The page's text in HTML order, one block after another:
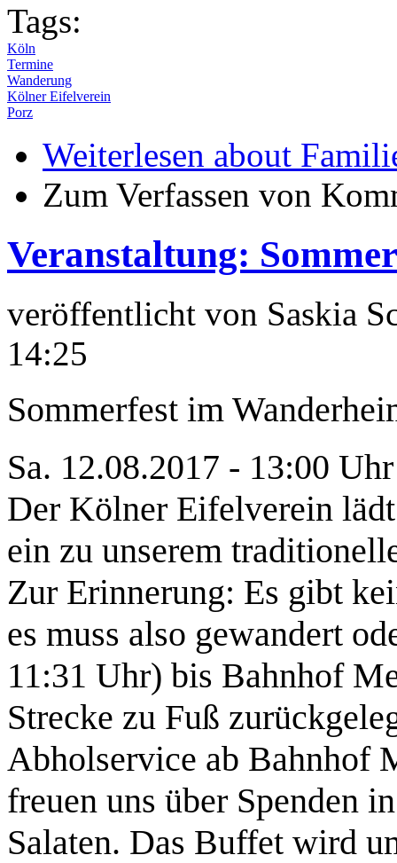
Tags:
Köln
Termine
Wanderung
Kölner Eifelverein
Porz
Weiterlesen about
Zum Verfassen von
Veranstaltung:
veröffentlicht von Saskia
14:25
Sommerfest im
Sa. 12.08.2017 - 13:00 Uhr
Der Kölner Eifelverein
ein zu unserem
Zur Erinnerung: Es gibt
es muss also gewandert
11:31 Uhr) bis Bahnhof
Strecke zu Fuß
Abholservice ab Bahnhof
freuen uns über Spenden
Salaten. Das Buffet wird